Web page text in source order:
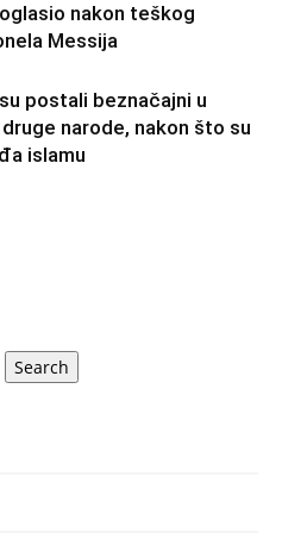
nakon teškog
Messija
postali beznačajni u
narode, nakon što su
islamu
Search